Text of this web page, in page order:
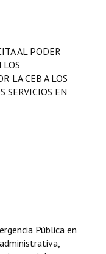
AL PODER
LOS
LA CEB A LOS
SERVICIOS EN
Pública en